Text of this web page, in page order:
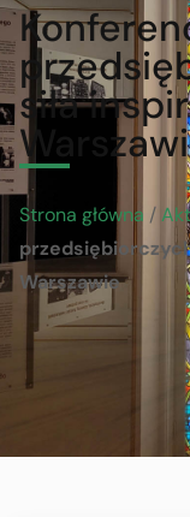
siła
Strona główna /
Warszawie